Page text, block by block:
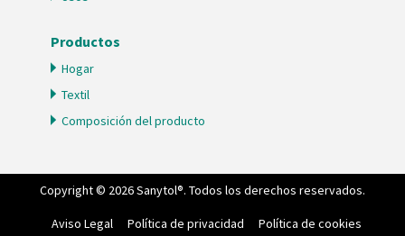
Productos
Hogar
Textil
Composición del producto
Copyright © 2026 Sanytol®. Todos los derechos reservados.
Aviso Legal Política de privacidad Política de cookies